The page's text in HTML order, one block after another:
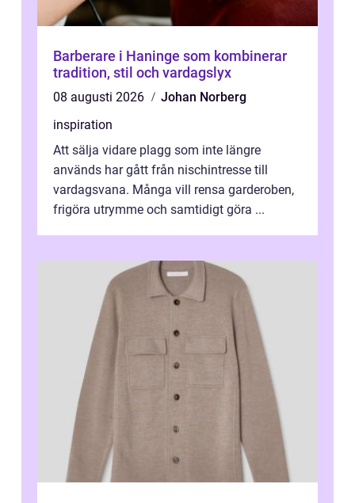
Barberare i Haninge som kombinerar
tradition, stil och vardagslyx
08 augusti 2026
Johan Norberg
inspiration
Att sälja vidare plagg som inte längre
används har gått från nischintresse till
vardagsvana. Många vill rensa garderoben,
frigöra utrymme och samtidigt göra ...